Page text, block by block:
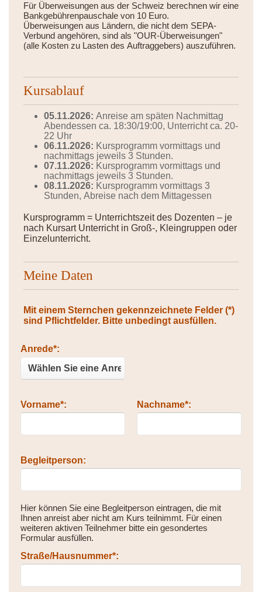
Für Überweisungen aus der Schweiz berechnen wir eine
Bankgebührenpauschale von 10 Euro.
Überweisungen aus Ländern, die nicht dem SEPA-
Verbund angehören, sind als "OUR-Überweisungen"
(alle Kosten zu Lasten des Auftraggebers) auszuführen.
Kursablauf
05.11.2026: Anreise am späten Nachmittag
Abendessen ca. 18:30/19:00, Unterricht ca. 20-
22 Uhr
06.11.2026: Kursprogramm vormittags und
nachmittags jeweils 3 Stunden.
07.11.2026: Kursprogramm vormittags und
nachmittags jeweils 3 Stunden.
08.11.2026: Kursprogramm vormittags 3
Stunden, Abreise nach dem Mittagessen
Kursprogramm = Unterrichtszeit des Dozenten – je
nach Kursart Unterricht in Groß-, Kleingruppen oder
Einzelunterricht.
Meine Daten
Mit einem Sternchen gekennzeichnete Felder (*)
sind Pflichtfelder. Bitte unbedingt ausfüllen.
Anrede*:
Vorname*: Nachname*:
Begleitperson:
Hier können Sie eine Begleitperson eintragen, die mit
Ihnen anreist aber nicht am Kurs teilnimmt. Für einen
weiteren aktiven Teilnehmer bitte ein gesondertes
Formular ausfüllen.
Straße/Hausnummer*: